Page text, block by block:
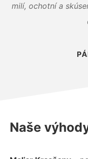
milí, ochotní a
Naše